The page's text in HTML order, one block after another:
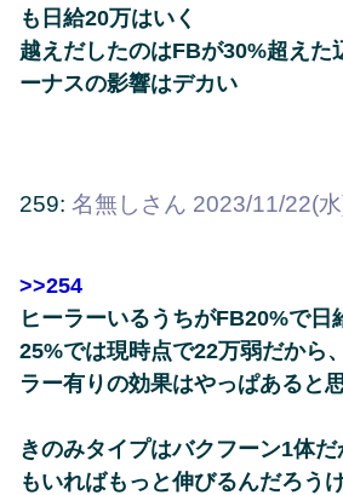
も日給20万はいく
越えだしたのはFBが30%超えた
ーナスの影響はデカい
259: 名無しさん 2023/11/22(
>>254
ヒーラーいるうちがFB20%で日
25%では現時点で22万弱だから
ラー有りの効果はやっぱあると
きのみタイプはバクフーン1体
もいればもっと伸びるんだろう